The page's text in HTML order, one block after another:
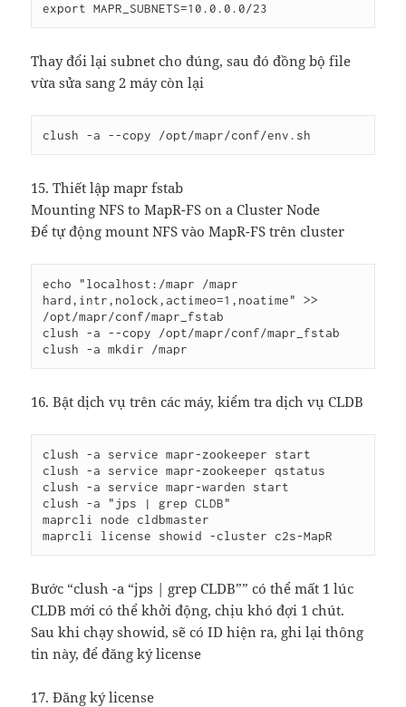
Thay đổi lại subnet cho đúng, sau đó đồng bộ file
vừa sửa sang 2 máy còn lại
15. Thiết lập mapr fstab
Mounting NFS to MapR-FS on a Cluster Node
Để tự động mount NFS vào MapR-FS trên cluster
echo "localhost:/mapr /mapr
hard,intr,nolock,actimeo=1,noatime" >>
/opt/mapr/conf/mapr_fstab
clush -a --copy /opt/mapr/conf/mapr_fstab
16. Bật dịch vụ trên các máy, kiểm tra dịch vụ CLDB
clush -a service mapr-zookeeper start
clush -a service mapr-zookeeper qstatus
clush -a service mapr-warden start
clush -a "jps | grep CLDB"
maprcli node cldbmaster
Bước “clush -a “jps | grep CLDB”” có thể mất 1 lúc
CLDB mới có thể khởi động, chịu khó đợi 1 chút.
Sau khi chạy showid, sẽ có ID hiện ra, ghi lại thông
tin này, để đăng ký license
17. Đăng ký license